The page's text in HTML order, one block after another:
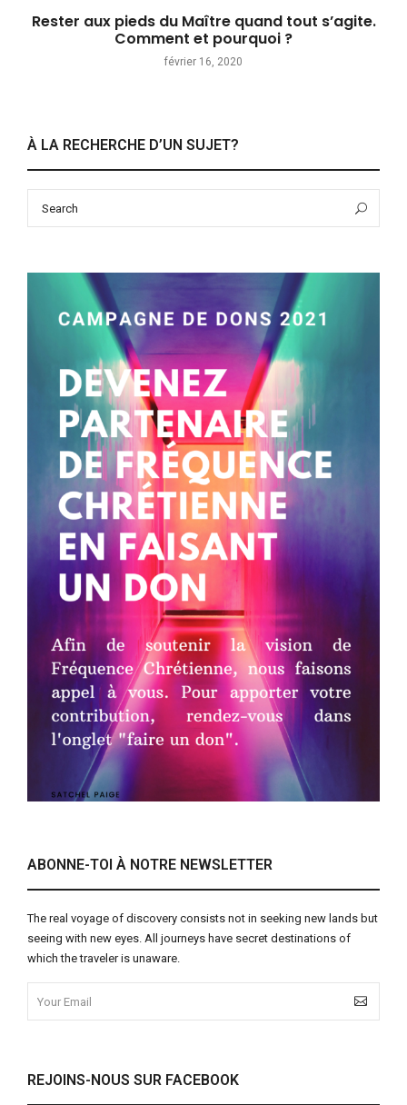
Rester aux pieds du Maître quand tout s’agite.
Comment et pourquoi ?
février 16, 2020
À LA RECHERCHE D’UN SUJET?
ABONNE-TOI À NOTRE NEWSLETTER
The real voyage of discovery consists not in seeking new lands but
seeing with new eyes. All journeys have secret destinations of
which the traveler is unaware.
REJOINS-NOUS SUR FACEBOOK